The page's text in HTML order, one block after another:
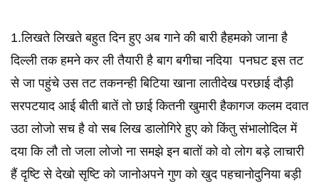
1.लिखते लिखते बहुत दिन हुए अब गाने की बारी हैहमको जाना है
दिल्ली तक हमने कर ली तैयारी है बाग बगीचा नदिया ‌ पनघट इस तट
से जा पहुंचे उस तट तकनन्ही बिटिया खाना लातीदेख परछाई दौड़ी
सरपटयाद आई बीती बातें तो छाई कितनी खुमारी हैकागज कलम दवात
उठा लोजो सच है वो सब लिख डालोगिरे हुए को किंतु संभालोदिल में
दया कि लौ तो जला लोजो ना समझे इन बातों को वो लोग बड़े लाचारी
हैं दृष्टि से देखो सृष्टि को जानोअपने गुण को खुद पहचानोदुनिया बड़ी